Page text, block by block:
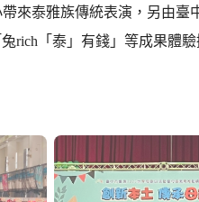
泰雅族傳統表演，另由臺
兔rich「泰」有錢」等成果體